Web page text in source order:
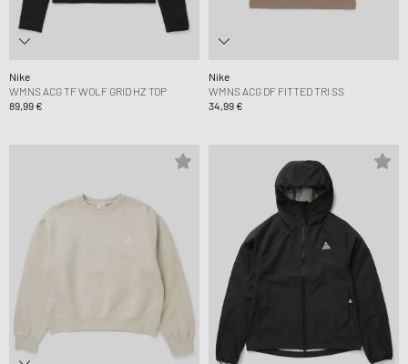
Nike
WMNS ACG TF WOLF GRID HZ TOP
89,99 €
Nike
WMNS ACG DF FITTED TRI SS
34,99 €